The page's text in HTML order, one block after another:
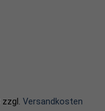
zzgl. Versandkosten